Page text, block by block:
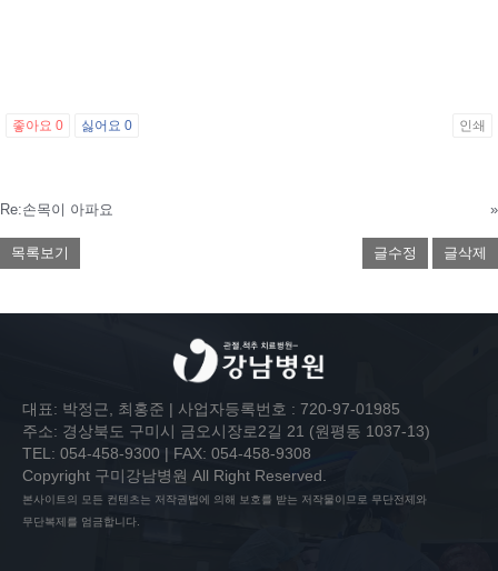
좋아요 0 싫어요 0 인쇄
Re:손목이 아파요 »
목록보기 글수정 글삭제
대표: 박정근, 최홍준 | 사업자등록번호 : 720-97-01985
주소: 경상북도 구미시 금오시장로2길 21 (원평동 1037-13)
TEL: 054-458-9300 | FAX: 054-458-9308
Copyright 구미강남병원 All Right Reserved.
본사이트의 모든 컨텐츠는 저작권법에 의해 보호를 받는 저작물이므로 무단전제와
무단복제를 엄금합니다.